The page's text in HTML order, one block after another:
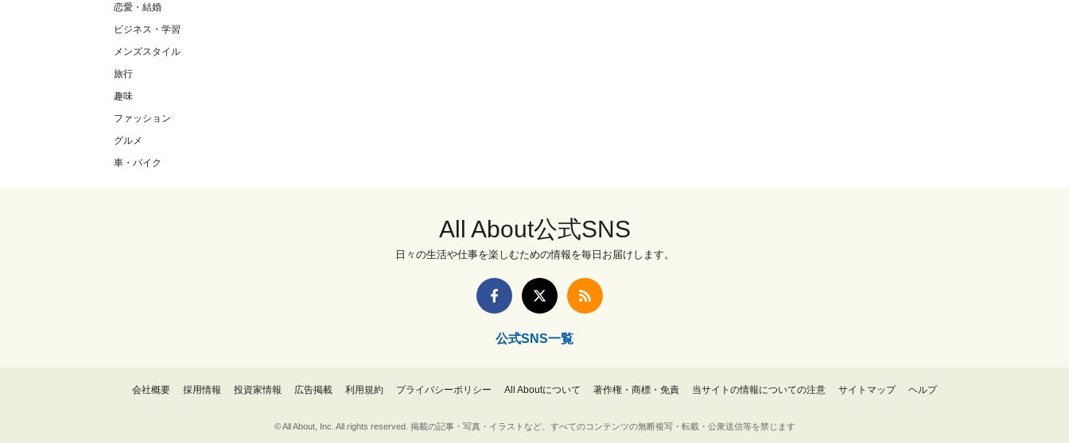
恋愛・結婚
ビジネス・学習
メンズスタイル
旅行
趣味
ファッション
グルメ
車・バイク
All About公式SNS
日々の生活や仕事を楽しむための情報を毎日お届けします。
公式SNS一覧
会社概要 採用情報 投資家情報 広告掲載 利用規約 プライバシーポリシー All Aboutについて 著作権・商標・免責 当サイトの情報についての注意 サイトマップ ヘルプ
© All About, Inc. All rights reserved. 掲載の記事・写真・イラストなど、すべてのコンテンツの無断複写・転載・公衆送信等を禁じます